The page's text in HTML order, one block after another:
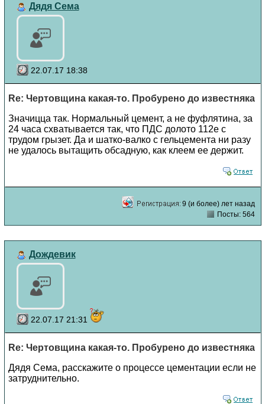
Дядя Сема
22.07.17 18:38
Re: Чертовщина какая-то. Пробурено до известняка
Значицца так. Нормальный цемент, а не фуфлятина, за
24 часа схватывается так, что ПДС долото 112е с
трудом грызет. Да и шатко-валко с гельцемента ни разу
не удалось вытащить обсадную, как клеем ее держит.
9 (и более) лет назад
Посты: 564
Дождевик
22.07.17 21:31
Re: Чертовщина какая-то. Пробурено до известняка
Дядя Сема, расскажите о процессе цементации если не
затруднительно.